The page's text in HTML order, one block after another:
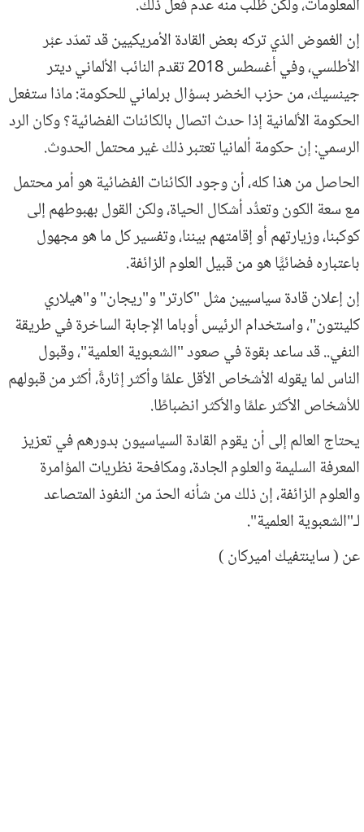
المعلومات، ولكن طُلب منه عدم فعل ذلك.
إن الغموض الذي تركه بعض القادة الأمريكيين قد تمدّد عبْر
الأطلسي، وفي أغسطس 2018 تقدم النائب الألماني ديتر
جينسيك، من حزب الخضر بسؤال برلماني للحكومة: ماذا ستفعل
الحكومة الألمانية إذا حدث اتصال بالكائنات الفضائية؟ وكان الرد
الرسمي: إن حكومة ألمانيا تعتبر ذلك غير محتمل الحدوث.
الحاصل من هذا كله، أن وجود الكائنات الفضائية هو أمر محتمل
مع سعة الكون وتعدُّد أشكال الحياة، ولكن القول بهبوطهم إلى
كوكبنا، وزيارتهم أو إقامتهم بيننا، وتفسير كل ما هو مجهول
باعتباره فضائيًّا هو من قبيل العلوم الزائفة.
إن إعلان قادة سياسيين مثل "كارتر" و"ريجان" و"هيلاري
كلينتون"، واستخدام الرئيس أوباما الإجابة الساخرة في طريقة
النفي.. قد ساعد بقوة في صعود "الشعبوية العلمية"، وقبول
الناس لما يقوله الأشخاص الأقل علمًا وأكثر إثارةً، أكثر من قبولهم
للأشخاص الأكثر علمًا والأكثر انضباطًا.
يحتاج العالم إلى أن يقوم القادة السياسيون بدورهم في تعزيز
المعرفة السليمة والعلوم الجادة، ومكافحة نظريات المؤامرة
والعلوم الزائفة، إن ذلك من شأنه الحدّ من النفوذ المتصاعد
لـ"الشعبوية العلمية".
عن ( ساينتفيك اميركان )